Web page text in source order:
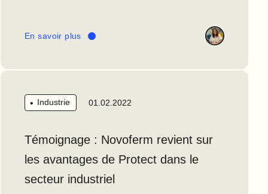
En savoir plus
Industrie 01.02.2022
Témoignage : Novoferm revient sur
les avantages de Protect dans le
secteur industriel